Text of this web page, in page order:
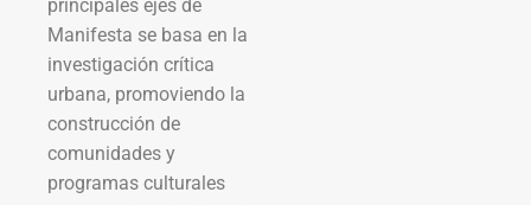
principales ejes de
Manifesta se basa en la
investigación crítica
urbana, promoviendo la
construcción de
comunidades y
programas culturales